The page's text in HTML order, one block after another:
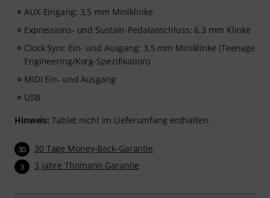
AUX-Eingang: 3,5 mm Miniklinke
Expressions- und Sustain-Pedalanschluss: 6,3 mm Klinke
Clock Sync Ein- und Ausgang: 3,5 mm Miniklinke (Teenage
Engineering/Korg-Spezifikation)
MIDI Ein- und Ausgang
USB
Hinweis: Tablet nicht im Lieferumfang enthalten.
30 30 Tage Money-Back-Garantie
3 3 Jahre Thomann Garantie